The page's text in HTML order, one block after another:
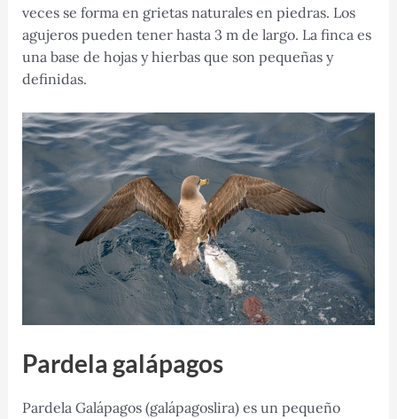
veces se forma en grietas naturales en piedras. Los
agujeros pueden tener hasta 3 m de largo. La finca es
una base de hojas y hierbas que son pequeñas y
definidas.
Pardela galápagos
Pardela Galápagos (galápagoslira) es un pequeño